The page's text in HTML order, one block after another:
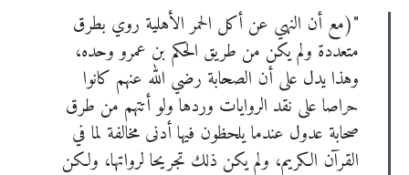
"(مع أن النهي عن أكل الحمر الأهلية روي بطرق
متعددة ولم يكن من طريق الحكم بن عمرو وحده،
وهذا يدل على أن الصحابة رضي الله عنهم كانوا
حراصا على نقد الروايات وردها ولو أتتهم من طرق
صحابة عدول عندما يلحظون فيها أدنى مخالفة لما في
القرآن الكريم، ولم يكن ذلك تجريحا لرواتها، ولكن
لا يوجد لديك حساب ؟ سجل الآن!
الاسم الأخير *
اسم المستخدم *
يسمح بكتابة الحروف الإنجليزية والأرقام فقط